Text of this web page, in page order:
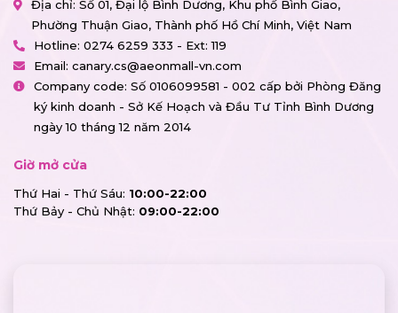
Địa chỉ: Số 01, Đại lộ Bình Dương, Khu phố Bình Giao,
Phường Thuận Giao, Thành phố Hồ Chí Minh, Việt Nam
Hotline: 0274 6259 333 - Ext: 119
Email: canary.cs@aeonmall-vn.com
Company code: Số 0106099581 - 002 cấp bởi Phòng Đăng
ký kinh doanh - Sở Kế Hoạch và Đầu Tư Tỉnh Bình Dương
ngày 10 tháng 12 năm 2014
Giờ mở cửa
Thứ Hai - Thứ Sáu: 10:00-22:00
Thứ Bảy - Chủ Nhật: 09:00-22:00